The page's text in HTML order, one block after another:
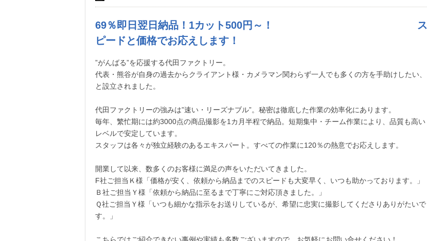
69％即日翌日納品！1カット500円～！ ス
ピードと価格でお応えします！
”がんばる”を応援する代田ファクトリー。
代表・熊谷が自身の過去からクライアント様・カメラマン関わらず一人でも多くの方を手助けしたい、
と設立されました。
代田ファクトリーの強みは”速い・リーズナブル”。秘密は徹底した作業の効率化にあります。
毎年、繁忙期には約3000点の商品撮影を1カ月半程で納品。短期集中・チーム作業により、品質も高い
レベルで安定しています。
スタッフは各々が独立経験のあるエキスパート。すべての作業に120％の熱意でお応えします。
開業して以来、数多くのお客様に満足の声をいただいてきました。
F社ご担当Ｋ様「価格が安く、依頼から納品までのスピードも大変早く、いつも助かっております。」
Ｂ社ご担当Ｙ様「依頼から納品に至るまで丁寧にご対応頂きました。」
Ｑ社ご担当Ｙ様「いつも細かな指示をお送りしているが、希望に忠実に撮影してくださりありがたいで
す。」